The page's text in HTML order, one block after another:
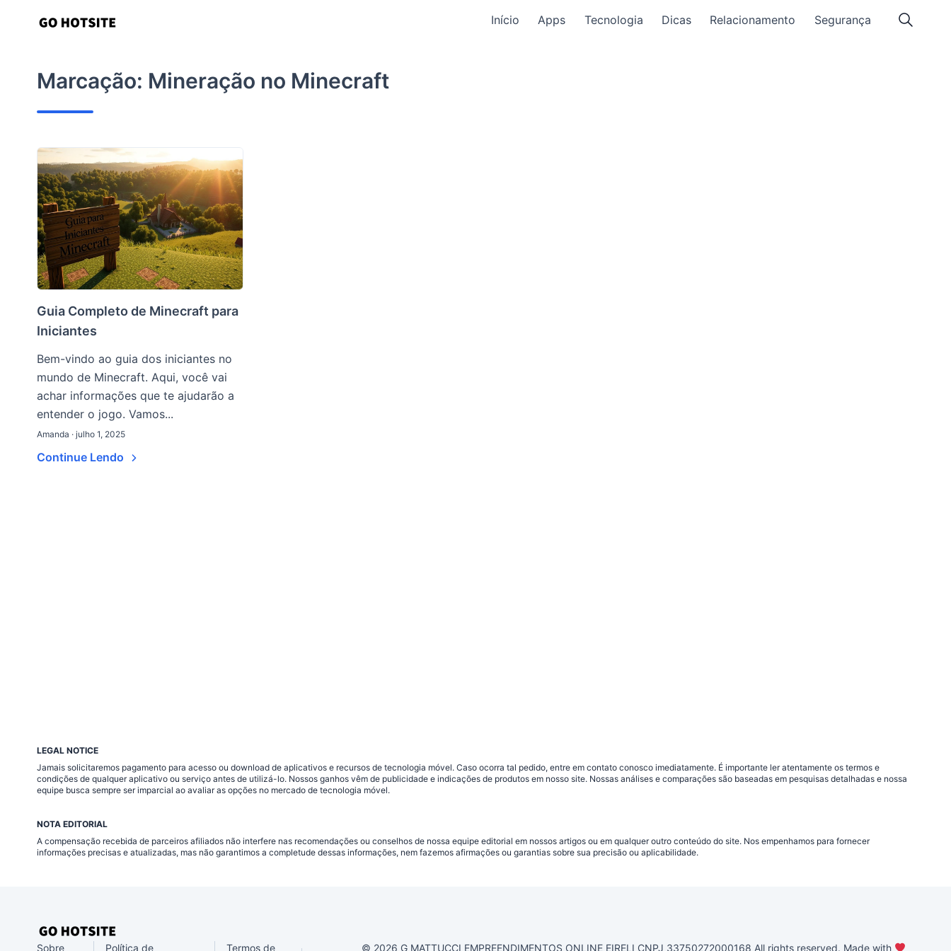
conteúdo
Início Apps Tecnologia Dicas Relacionamento Segurança
Marcação: Mineração no Minecraft
Guia Completo de Minecraft para
Iniciantes
Bem-vindo ao guia dos iniciantes no
mundo de Minecraft. Aqui, você vai
achar informações que te ajudarão a
entender o jogo. Vamos...
Amanda · julho 1, 2025
Continue Lendo
LEGAL NOTICE
Jamais solicitaremos pagamento para acesso ou download de aplicativos e recursos de tecnologia móvel. Caso ocorra tal pedido, entre em contato conosco imediatamente. É importante ler atentamente os termos e
condições de qualquer aplicativo ou serviço antes de utilizá-lo. Nossos ganhos vêm de publicidade e indicações de produtos em nosso site. Nossas análises e comparações são baseadas em pesquisas detalhadas e nossa
equipe busca sempre ser imparcial ao avaliar as opções no mercado de tecnologia móvel.
NOTA EDITORIAL
A compensação recebida de parceiros afiliados não interfere nas recomendações ou conselhos de nossa equipe editorial em nossos artigos ou em qualquer outro conteúdo do site. Nos empenhamos para fornecer
informações precisas e atualizadas, mas não garantimos a completude dessas informações, nem fazemos afirmações ou garantias sobre sua precisão ou aplicabilidade.
Sobre Política de Termos de © 2026 G MATTUCCI EMPREENDIMENTOS ONLINE EIRELI CNPJ 33750272000168 All rights reserved. Made with